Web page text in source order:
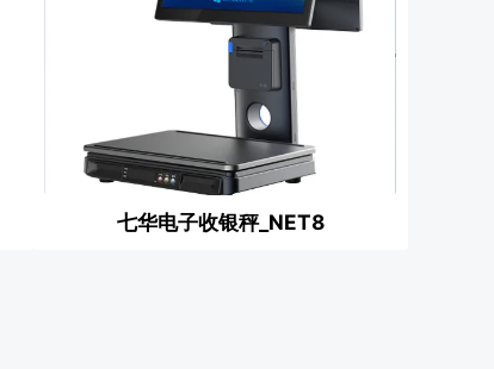
七华电子收银秤_NET8